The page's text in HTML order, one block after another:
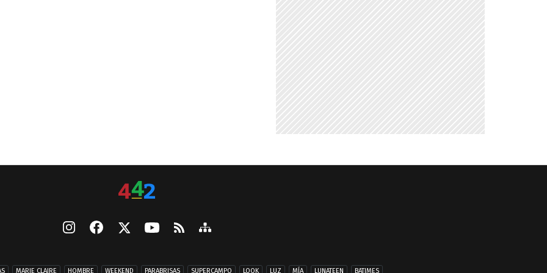
MARIE CLAIRE HOMBRE WEEKEND PARABRISAS SUPERCAMPO LOOK LUZ MÍA LUNATEEN BATIMES